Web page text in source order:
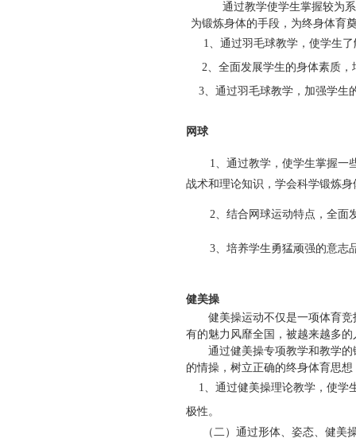
通过教学使学生掌握较为
为锻炼身体的手段，为终身体育
1、通过羽毛球教学，使学生
2、全面发展学生的身体素质，
3、通过羽毛球教学，加强学生
网球
1、 通过教学，使学生掌握一
战术和理论知识，学会科学锻炼
2、 结合网球运动特点，全面
3、 培养学生勇猛顽强的意志
健美操
健美操运动不仅是一项体育
有的魅力风靡全国，被越来越多
通过健美操专项教学和教学
的情操，树立正确的终身体育思
1、通过健美操理论教学，使学
极性。
（二）通过形体、姿态、健